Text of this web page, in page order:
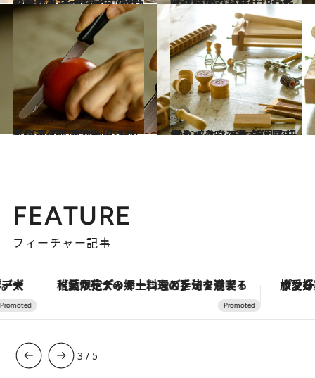
2020.12.9
イタリアでも柿は「カキ(cachi)」！ 材料は3つだけ【柿のジャム】レシピ
グルメ
2020.7.18
本場イタリアでも愛されている プロ太鼓判のキッチンアイテム5つ
グルメ 2020.7.25
郷土パスタの数だけ歴史あり！ キッチン道具で紐解くイタリア食文化
グルメ
FEATURE
フィーチャー記事
【夏限定ディナーコース】旬を迎える稚鮎や花ズッキーニなどをイタリア・トスカーナの郷土料理の手法で満喫！ ヴァシュロン・コンスタン
3 / 5